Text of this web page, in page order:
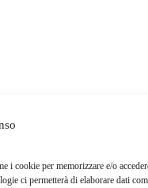
i cookie per memorizzare e/o
ci permetterà di elaborare dati
osserveremo a